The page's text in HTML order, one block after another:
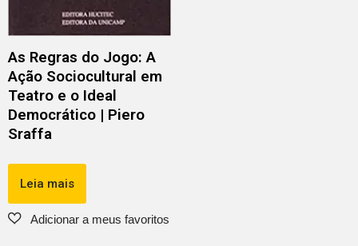
As Regras do Jogo: A
Ação Sociocultural em
Teatro e o Ideal
Democrático | Piero
Sraffa
Leia mais